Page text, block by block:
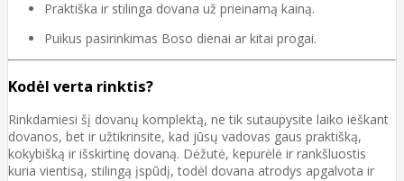
Praktiška ir stilinga dovana už prieinamą kainą.
Puikus pasirinkimas Boso dienai ar kitai progai.
Kodėl verta rinktis?
Rinkdamiesi šį dovanų komplektą, ne tik sutaupysite laiko ieškant
dovanos, bet ir užtikrinsite, kad jūsų vadovas gaus praktišką,
kokybišką ir išskirtinę dovaną. Dėžutė, kepurėlė ir rankšluostis
kuria vientisą, stilingą įspūdį, todėl dovana atrodys apgalvota ir